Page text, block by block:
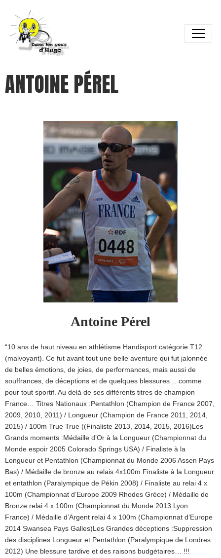
ANTOINE PÉREL
Antoine Pérel
“10 ans de haut niveau en athlétisme Handisport catégorie T12
(malvoyant). Ce fut avant tout une belle aventure qui fut jalonnée
de belles émotions, de joies, de performances, mais aussi de
souffrances, de déceptions et de quelques blessures… comme
pour tout sportif. Au delà de ses différents titres de champion
France… Titres Nationaux :Pentathlon (Champion de France 2007,
2009, 2010, 2011) / Longueur (Champion de France 2011, 2014,
2015) / 100m True True ((Finaliste 2013, 2014, 2015, 2016)Les
Grands moments :Médaille d’Or à la Longueur (Championnat du
Monde espoir 2005 Colorado Springs USA) / Finaliste à la
Longueur et Pentathlon (Championnat du Monde 2006 Assen Pays
Bas) / Médaille de bronze au relais 4x100m Finaliste à la Longueur
et entathlon (Paralympique de Pékin 2008) / Finaliste au relai 4 x
100m (Championnat d’Europe 2009 Rhodes Grèce) / Médaille de
Bronze relai 4 x 100m (Championnat du Monde 2013 Lyon
France) / Médaille d’Argent relai 4 x 100m (Championnat d’Europe
2014 Swansea Pays Galles)Les Grandes déceptions :Suppression
des disciplines Longueur et Pentathlon (Paralympique de Londres
2012) Une blessure tardive et des raisons budgétaires… !!!